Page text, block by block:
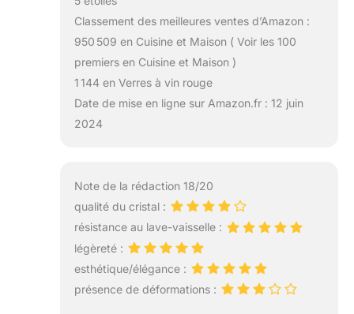
Classement des meilleures ventes d’Amazon :
950 509 en Cuisine et Maison ( Voir les 100
premiers en Cuisine et Maison )
1 144 en Verres à vin rouge
Date de mise en ligne sur Amazon.fr : 12 juin
2024
Note de la rédaction 18/20
qualité du cristal :
résistance au lave-vaisselle :
légèreté :
esthétique/élégance :
présence de déformations :